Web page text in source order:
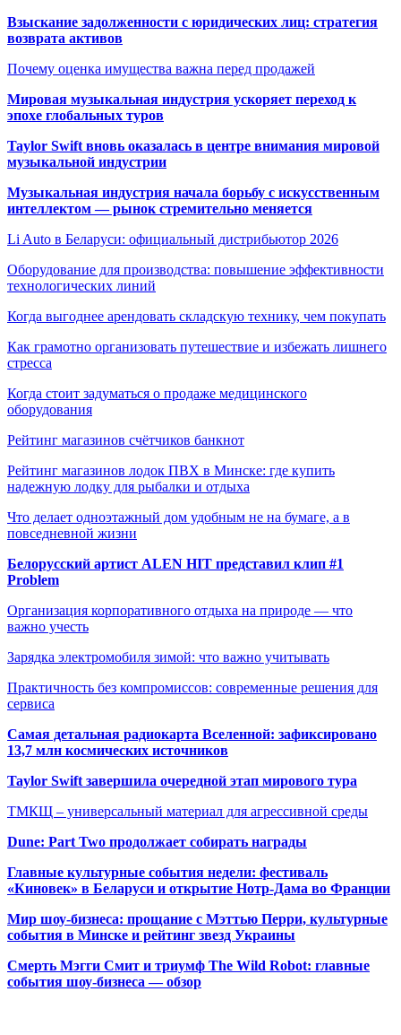
Взыскание задолженности с юридических лиц: стратегия
возврата активов
Почему оценка имущества важна перед продажей
Мировая музыкальная индустрия ускоряет переход к
эпохе глобальных туров
Taylor Swift вновь оказалась в центре внимания мировой
музыкальной индустрии
Музыкальная индустрия начала борьбу с искусственным
интеллектом — рынок стремительно меняется
Li Auto в Беларуси: официальный дистрибьютор 2026
Оборудование для производства: повышение эффективности
технологических линий
Когда выгоднее арендовать складскую технику, чем покупать
Как грамотно организовать путешествие и избежать лишнего
стресса
Когда стоит задуматься о продаже медицинского
оборудования
Рейтинг магазинов счётчиков банкнот
Рейтинг магазинов лодок ПВХ в Минске: где купить
надежную лодку для рыбалки и отдыха
Что делает одноэтажный дом удобным не на бумаге, а в
повседневной жизни
Белорусский артист ALEN HIT представил клип #1
Problem
Организация корпоративного отдыха на природе — что
важно учесть
Зарядка электромобиля зимой: что важно учитывать
Практичность без компромиссов: современные решения для
сервиса
Самая детальная радиокарта Вселенной: зафиксировано
13,7 млн космических источников
Taylor Swift завершила очередной этап мирового тура
ТМКЩ – универсальный материал для агрессивной среды
Dune: Part Two продолжает собирать награды
Главные культурные события недели: фестиваль
«Киновек» в Беларуси и открытие Нотр-Дама во Франции
Мир шоу-бизнеса: прощание с Мэттью Перри, культурные
события в Минске и рейтинг звезд Украины
Смерть Мэгги Смит и триумф The Wild Robot: главные
события шоу-бизнеса — обзор